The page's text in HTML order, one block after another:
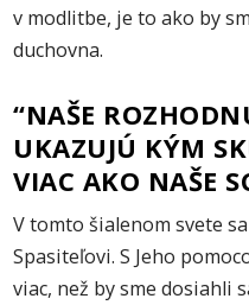
v modlitbe, je to ako by
duchovna.
“NAŠE
UKAZUJÚ KÝM
VIAC AKO NAŠE
V tomto šialenom svete
Spasiteľovi. S Jeho
viac, než by sme dosiahli